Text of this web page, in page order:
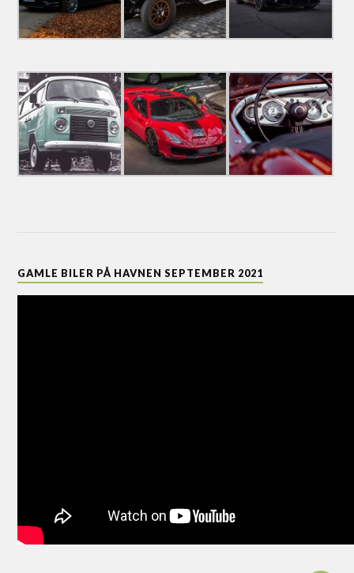
GAMLE BILER PÅ HAVNEN SEPTEMBER 2021